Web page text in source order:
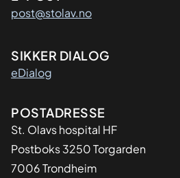
post@stolav.no
SIKKER DIALOG
eDialog
Adresse
POSTADRESSE
St. Olavs hospital HF
Postboks 3250 Torgarden
7006 Trondheim